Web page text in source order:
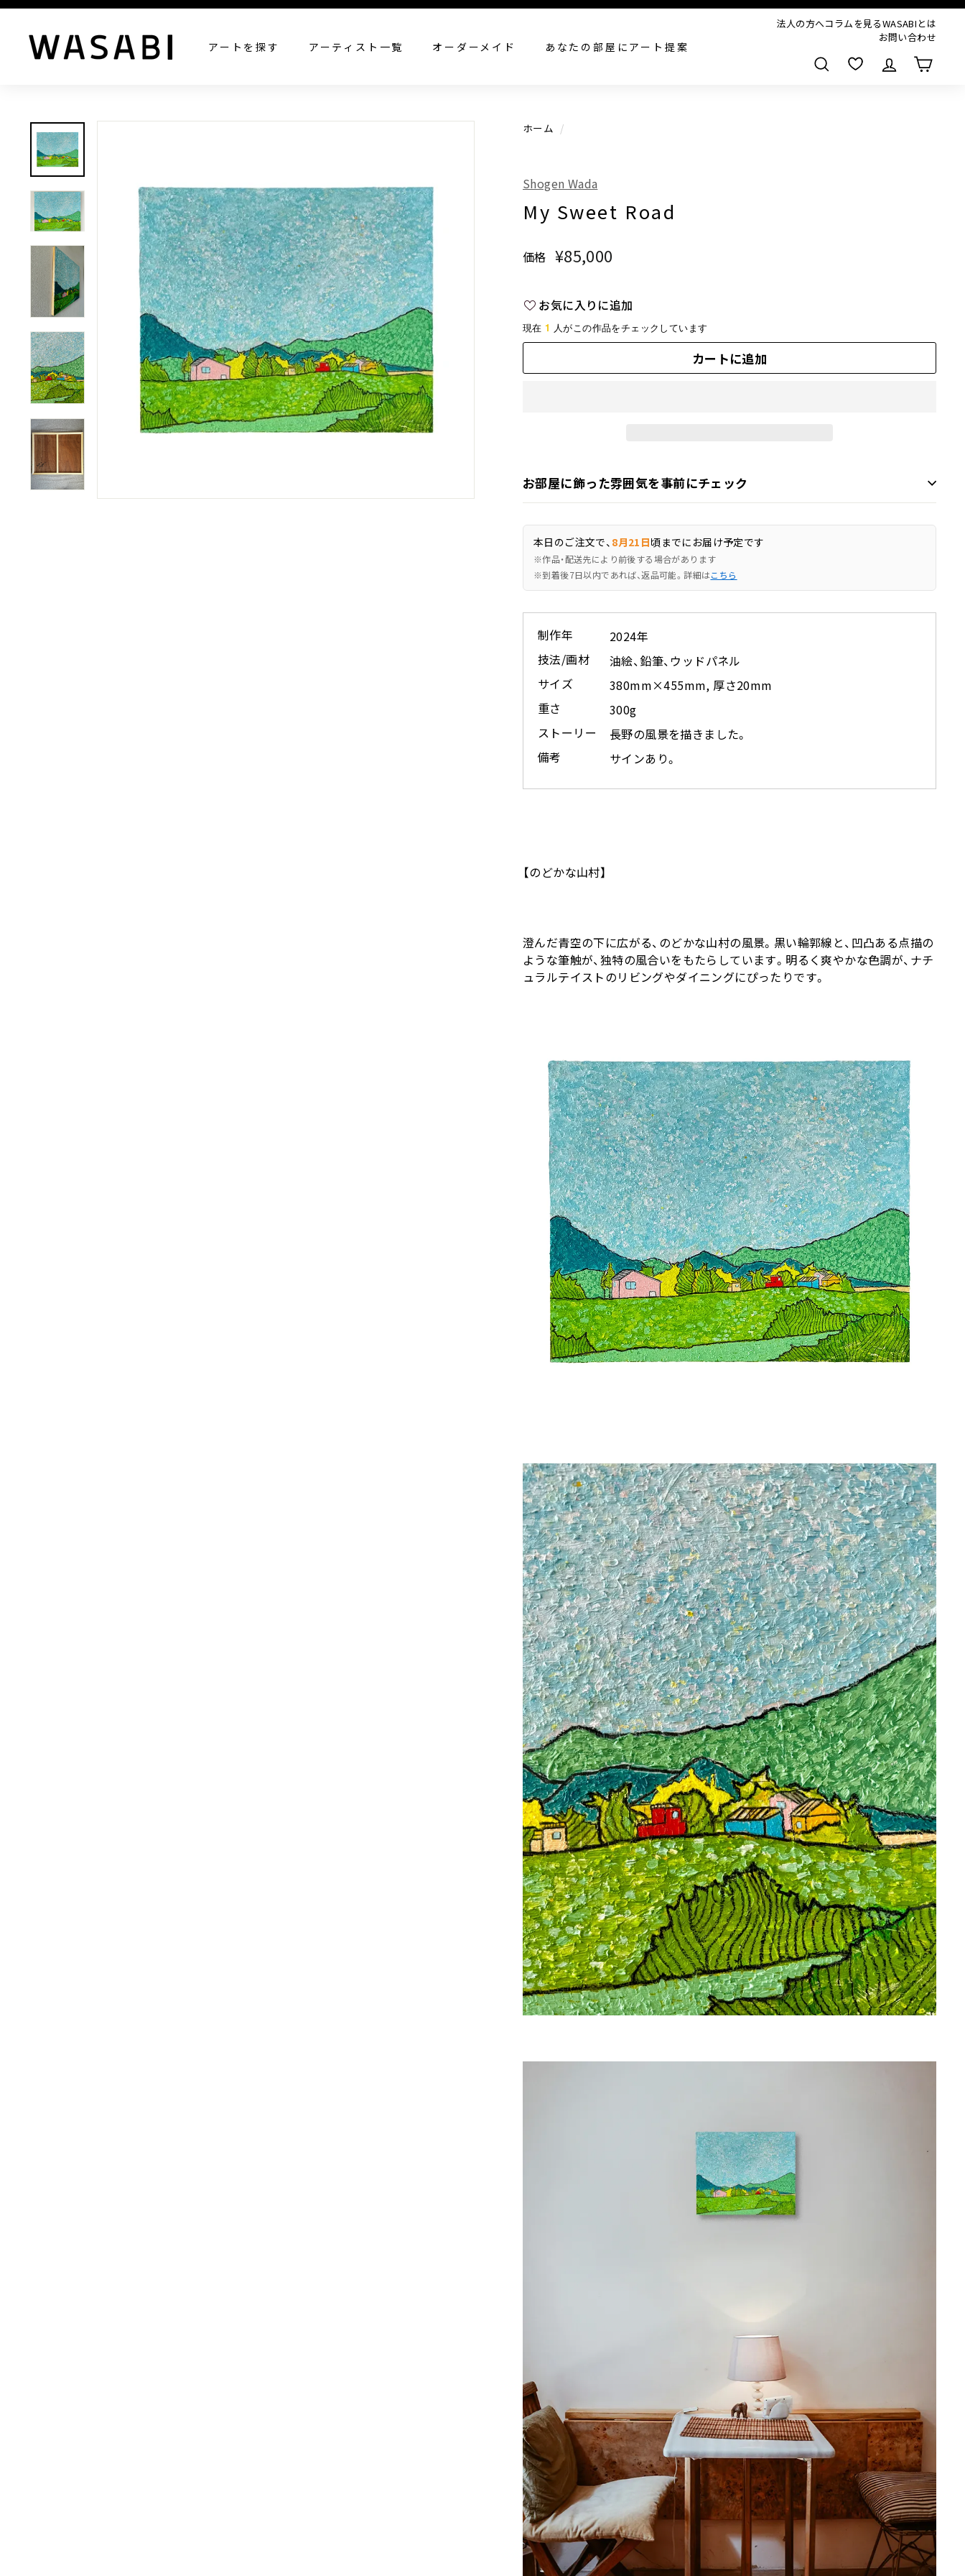
すべての作品を見る
W
A
B
アートを探す アーティスト一覧 オーダーメイド あなたの部屋にアート提案
法人の方へコラムを見るWASABIとは
お問い合わせ
検索
ホーム /
Shogen Wada
My Sweet Road
価格
通
価
格
¥85,000
お気に入りに追加
現在 1 人がこの作品をチェックしています
カートに追加
お部屋に飾った雰囲気を事前にチェック
本日のご注文で、 8月21日頃までにお届け予定です
※作品・配送先により前後する場合があります
※到着後7日以内であれば、返品可能。詳細はこちら
制作年
2024年
技法/画材
油絵、鉛筆、ウッドパネル
サイズ
380mm×455mm, 厚さ20mm
重さ
300g
ストーリー
長野の風景を描きました。
備考
サインあり。
【のどかな山村】
澄んだ青空の下に広がる、のどかな山村の風景。黒い輪郭線と、凹凸ある点描の
ような筆触が、独特の風合いをもたらしています。明るく爽やかな色調が、ナチ
ュラルテイストのリビングやダイニングにぴったりです。